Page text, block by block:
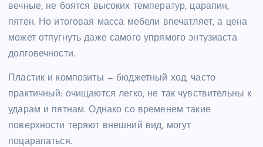
вечные, не боятся высоких температур, царапин,
пятен. Но итоговая масса мебели впечатляет, а цена
может отпугнуть даже самого упрямого энтузиаста
долговечности.
Пластик и композиты — бюджетный ход, часто
практичный: очищаются легко, не так чувствительны к
ударам и пятнам. Однако со временем такие
поверхности теряют внешний вид, могут
поцарапаться.